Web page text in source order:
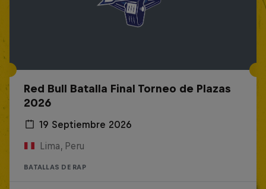
Red Bull Batalla Final Torneo de Plazas
2026
19 Septiembre 2026
Lima, Peru
BATALLAS DE RAP